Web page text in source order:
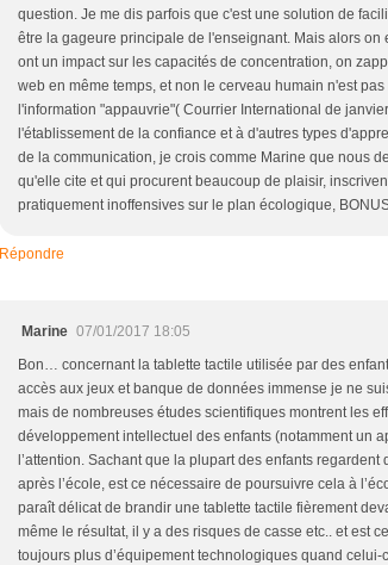
question. Je me dis parfois que c'est une solution de
être la gageure principale de l'enseignant. Mais alors
ont un impact sur les capacités de concentration, on
web en même temps, et non le cerveau humain n'est
l'information "appauvrie"( Courrier International de
l'établissement de la confiance et à d'autres types
de la communication, je crois comme Marine que nous
qu'elle cite et qui procurent beaucoup de plaisir,
pratiquement inoffensives sur le plan écologique,
Répondre
Marine 07/01/2017 18:05
Bon… concernant la tablette tactile utilisée par des
accès aux jeux et banque de données immense je ne
mais de nombreuses études scientifiques montrent les
développement intellectuel des enfants (notamment un
l’attention. Sachant que la plupart des enfants
après l’école, est ce nécessaire de poursuivre cela à
paraît délicat de brandir une tablette tactile fièrement
même le résultat, il y a des risques de casse etc.. et est
toujours plus d’équipement technologiques quand